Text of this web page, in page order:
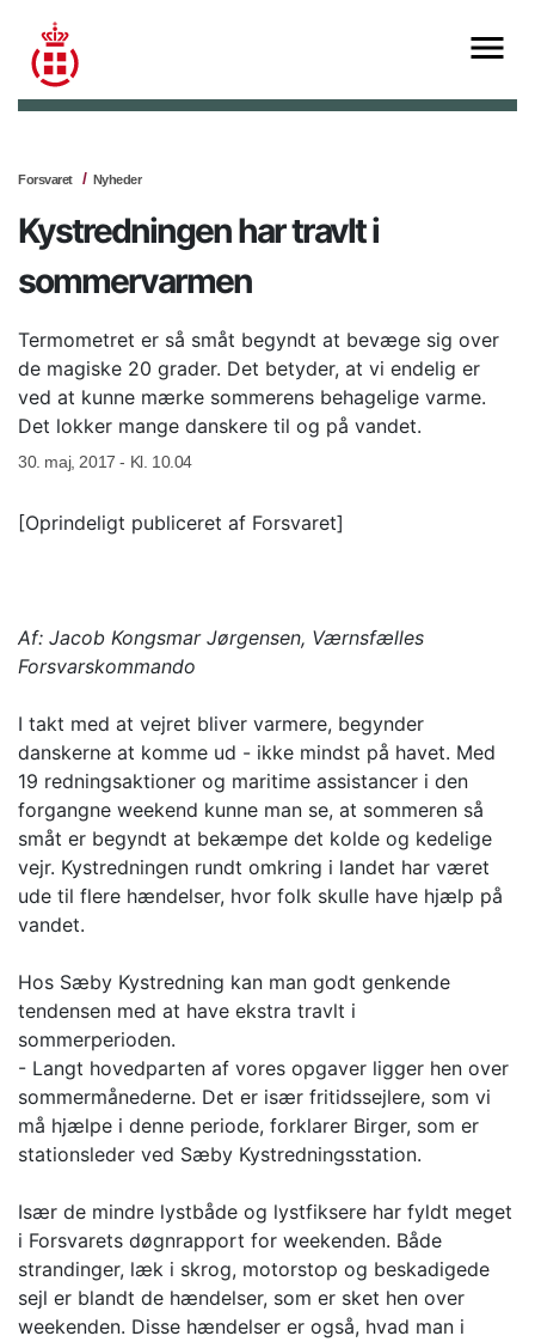
Forsvaret Nyheder
Kystredningen har travlt i
sommervarmen
Termometret er så småt begyndt at bevæge sig over
de magiske 20 grader. Det betyder, at vi endelig er
ved at kunne mærke sommerens behagelige varme.
Det lokker mange danskere til og på vandet.
30. maj, 2017 - Kl. 10.04
[Oprindeligt publiceret af Forsvaret]
Af: Jacob Kongsmar Jørgensen, Værnsfælles
Forsvarskommando
I takt med at vejret bliver varmere, begynder
danskerne at komme ud - ikke mindst på havet. Med
19 redningsaktioner og maritime assistancer i den
forgangne weekend kunne man se, at sommeren så
småt er begyndt at bekæmpe det kolde og kedelige
vejr. Kystredningen rundt omkring i landet har været
ude til flere hændelser, hvor folk skulle have hjælp på
vandet.
Hos Sæby Kystredning kan man godt genkende
tendensen med at have ekstra travlt i
sommerperioden.
- Langt hovedparten af vores opgaver ligger hen over
sommermånederne. Det er især fritidssejlere, som vi
må hjælpe i denne periode, forklarer Birger, som er
stationsleder ved Sæby Kystredningsstation.
Især de mindre lystbåde og lystfiksere har fyldt meget
i Forsvarets døgnrapport for weekenden. Både
strandinger, læk i skrog, motorstop og beskadigede
sejl er blandt de hændelser, som er sket hen over
weekenden. Disse hændelser er også, hvad man i